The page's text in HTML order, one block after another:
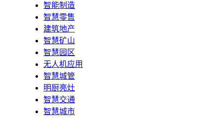
智能制造
智慧零售
建筑地产
智慧矿山
智慧园区
无人机应用
智慧城管
明厨亮灶
智慧交通
智慧城市